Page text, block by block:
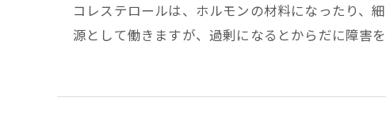
コレステロールは、ホルモンの材料になったり、
源として働きますが、過剰になるとからだに障害